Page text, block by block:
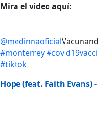
Mira el video aquí:
@medinnaoficial
#monterrey
#tiktok
Hope (feat. Faith Evans)